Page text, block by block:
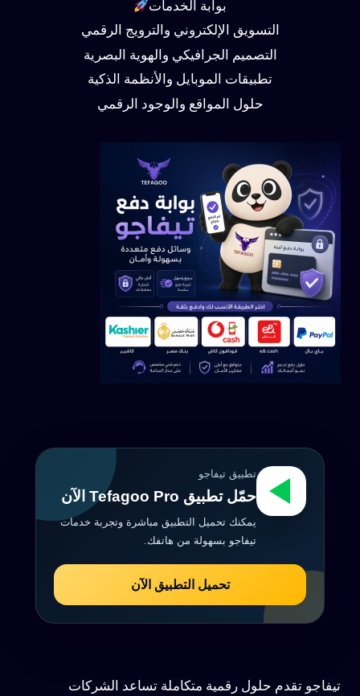
بوابة الخدمات
التسويق الإلكتروني والترويج الرقمي
التصميم الجرافيكي والهوية البصرية
تطبيقات الموبايل والأنظمة الذكية
حلول المواقع والوجود الرقمي
تطبيق تيفاجو
حمّل تطبيق Tefagoo Pro الآن
يمكنك تحميل التطبيق مباشرة وتجربة خدمات
تيفاجو بسهولة من هاتفك.
تحميل التطبيق الآن
تيفاجو تقدم حلول رقمية متكاملة تساعد الشركات